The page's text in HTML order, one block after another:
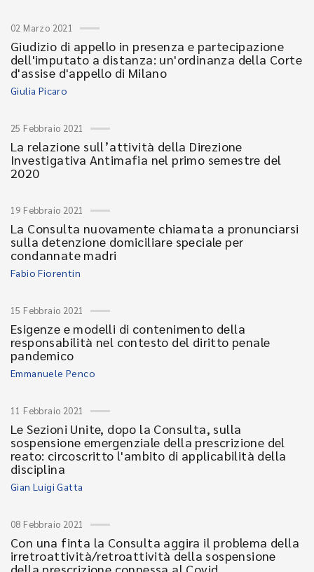
02 Marzo 2021
Giudizio di appello in presenza e partecipazione
dell'imputato a distanza: un'ordinanza della Corte
d'assise d'appello di Milano
Giulia Picaro
25 Febbraio 2021
La relazione sull’attività della Direzione
Investigativa Antimafia nel primo semestre del
2020
19 Febbraio 2021
La Consulta nuovamente chiamata a pronunciarsi
sulla detenzione domiciliare speciale per
condannate madri
Fabio Fiorentin
15 Febbraio 2021
Esigenze e modelli di contenimento della
responsabilità nel contesto del diritto penale
pandemico
Emmanuele Penco
11 Febbraio 2021
Le Sezioni Unite, dopo la Consulta, sulla
sospensione emergenziale della prescrizione del
reato: circoscritto l'ambito di applicabilità della
disciplina
Gian Luigi Gatta
08 Febbraio 2021
Con una finta la Consulta aggira il problema della
irretroattività/retroattività della sospensione